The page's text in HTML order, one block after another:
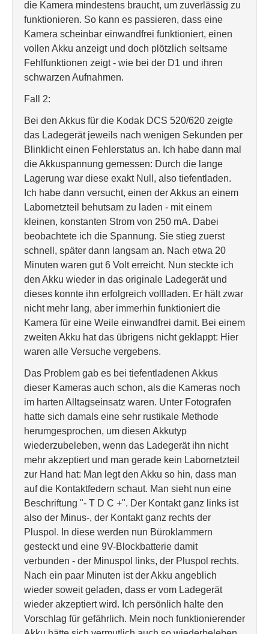
die Kamera mindestens braucht, um zuverlässig zu
funktionieren. So kann es passieren, dass eine
Kamera scheinbar einwandfrei funktioniert, einen
vollen Akku anzeigt und doch plötzlich seltsame
Fehlfunktionen zeigt - wie bei der D1 und ihren
schwarzen Aufnahmen.
Fall 2:
Bei den Akkus für die Kodak DCS 520/620 zeigte
das Ladegerät jeweils nach wenigen Sekunden per
Blinklicht einen Fehlerstatus an. Ich habe dann mal
die Akkuspannung gemessen: Durch die lange
Lagerung war diese exakt Null, also tiefentladen.
Ich habe dann versucht, einen der Akkus an einem
Labornetzteil behutsam zu laden - mit einem
kleinen, konstanten Strom von 250 mA. Dabei
beobachtete ich die Spannung. Sie stieg zuerst
schnell, später dann langsam an. Nach etwa 20
Minuten waren gut 6 Volt erreicht. Nun steckte ich
den Akku wieder in das originale Ladegerät und
dieses konnte ihn erfolgreich vollladen. Er hält zwar
nicht mehr lang, aber immerhin funktioniert die
Kamera für eine Weile einwandfrei damit. Bei einem
zweiten Akku hat das übrigens nicht geklappt: Hier
waren alle Versuche vergebens.
Das Problem gab es bei tiefentladenen Akkus
dieser Kameras auch schon, als die Kameras noch
im harten Alltagseinsatz waren. Unter Fotografen
hatte sich damals eine sehr rustikale Methode
herumgesprochen, um diesen Akkutyp
wiederzubeleben, wenn das Ladegerät ihn nicht
mehr akzeptiert und man gerade kein Labornetzteil
zur Hand hat: Man legt den Akku so hin, dass man
auf die Kontaktfedern schaut. Man sieht nun eine
Beschriftung "- T D C +". Der Kontakt ganz links ist
also der Minus-, der Kontakt ganz rechts der
Pluspol. In diese werden nun Büroklammern
gesteckt und eine 9V-Blockbatterie damit
verbunden - der Minuspol links, der Pluspol rechts.
Nach ein paar Minuten ist der Akku angeblich
wieder soweit geladen, dass er vom Ladegerät
wieder akzeptiert wird. Ich persönlich halte den
Vorschlag für gefährlich. Mein noch funktionierender